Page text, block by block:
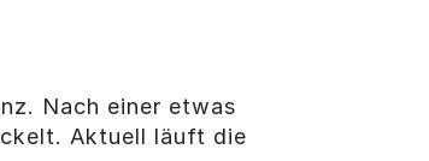
Nach einer etwas
Aktuell läuft die